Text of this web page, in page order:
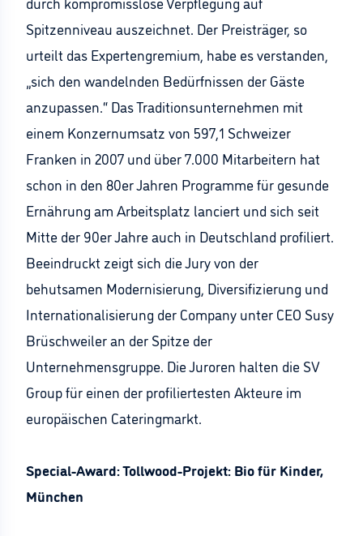
Spitzenniveau auszeichnet. Der Preisträger, so
urteilt das Expertengremium, habe es verstanden,
„sich den wandelnden Bedürfnissen der Gäste
anzupassen.“ Das Traditionsunternehmen mit
einem Konzernumsatz von 597,1 Schweizer
Franken in 2007 und über 7.000 Mitarbeitern hat
schon in den 80er Jahren Programme für gesunde
Ernährung am Arbeitsplatz lanciert und sich seit
Mitte der 90er Jahre auch in Deutschland profiliert.
Beeindruckt zeigt sich die Jury von der
behutsamen Modernisierung, Diversifizierung und
Internationalisierung der Company unter CEO Susy
Brüschweiler an der Spitze der
Unternehmensgruppe. Die Juroren halten die SV
Group für einen der profiliertesten Akteure im
europäischen Cateringmarkt.
Special-Award: Tollwood-Projekt: Bio für Kinder,
München